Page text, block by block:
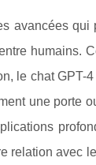
avancées qui
humains.
le chat GPT-
une porte
relation avec